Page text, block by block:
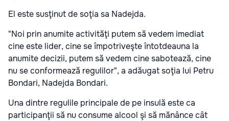
El este susţinut de soţia sa Nadejda.
"Noi prin anumite activităţi putem să vedem imediat
cine este lider, cine se împotriveşte întotdeauna la
anumite decizii, putem să vedem cine sabotează, cine
nu se conformează regulilor", a adăugat soţia lui Petru
Bondari, Nadejda Bondari.
Una dintre regulile principale de pe insulă este ca
participanţii să nu consume alcool şi să mănânce cât